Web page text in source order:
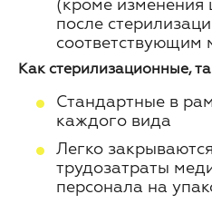
(кроме изменения
после
соответствующим
Как стерилизационные,
Стандартные в
каждого вида
Легко
трудозатраты
персонала на